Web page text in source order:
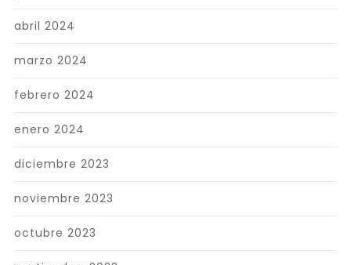
abril 2024
marzo 2024
febrero 2024
enero 2024
diciembre 2023
noviembre 2023
octubre 2023